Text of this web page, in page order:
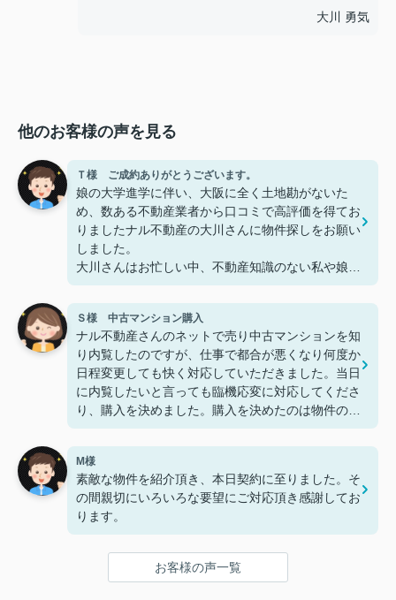
大川 勇気
他のお客様の声を見る
Ｔ様 ご成約ありがとうございます。
娘の大学進学に伴い、大阪に全く土地勘がないた
め、数ある不動産業者から口コミで高評価を得てお
りましたナル不動産の大川さんに物件探しをお願い
しました。
大川さんはお忙しい中、不動産知識のない私や娘に
多くの時間を費やしながら、メリット/デメリット
など丁寧にご説明いただき、おかげさまで娘も大変
気に入った物件をご紹介いただきました。
入口は口コミでしたが、皆さんが高評価を付けられ
てることに納得しました。
通常、仲介業者さんとは契約までのお付き合いとな
りますが、娘が大学入学後も「何かあれば言って来
て下さい」とのお言葉をいただき、土地勘もなく初
ぁ」「少し安心した」と言っております。
親の私も同じ気持ちです。
大川さんにお願いして、本当に良かったです。
これからも宜しくお願いいたします。
Ｓ様 中古マンション購入
ナル不動産さんのネットで売り中古マンションを知
り内覧したのですが、仕事で都合が悪くなり何度か
日程変更しても快く対応していただきました。当日
に内覧したいと言っても臨機応変に対応してくださ
り、購入を決めました。購入を決めたのは物件の良
さと担当の大川さんのお人柄です。対応の速さと親
切丁寧なご対応はとても気持ちが良いです。過去に
不動産屋で事務員として働いていましたが、群を抜
いて大川さんの対応は素晴らしいです。大手より個
人で対応されるナル不動産さんの方が融通もききま
した。まだ契約やリフォームでお世話になります
M様
素敵な物件を紹介頂き、本日契約に至りました。そ
の間親切にいろいろな要望にご対応頂き感謝してお
ります。
お客様の声一覧